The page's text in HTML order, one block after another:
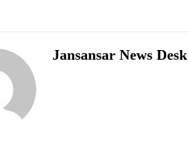
Jansansar News Desk